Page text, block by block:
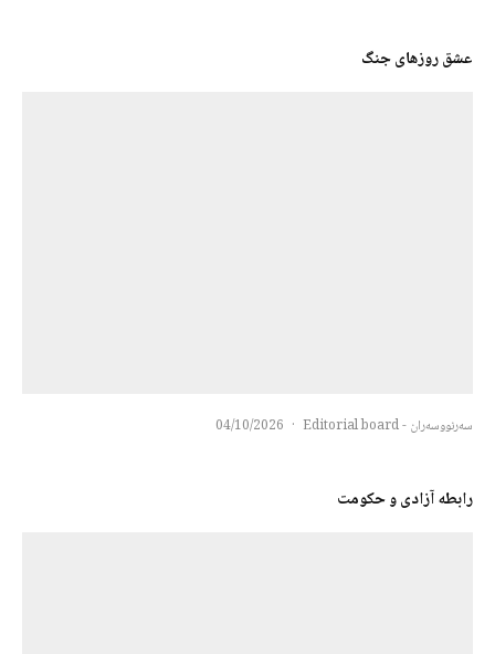
عشق روزهای جنگ
سەرنووسەران - Editorial board ·
04/10/2026
رابطه آزادی و حکومت